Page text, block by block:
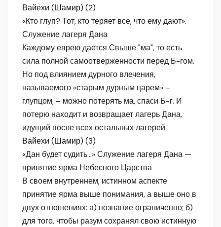
Вайехи (Шамир) (2)
«Кто глуп? Тот, кто теряет все, что ему дают».
Служение лагеря Дана
Каждому еврею дается Свыше "ма", то есть
сила полной самоотверженности перед Б-гом.
Но под влиянием дурного влечения,
называемого «старым дурным царем» –
глупцом, – можно потерять ма, спаси Б-г. И
потерю находит и возвращает лагерь Дана,
идущий после всех остальных лагерей.
Вайехи (Шамир) (3)
«Дан будет судить…» Служение лагеря Дана —
принятие ярма Небесного Царства
В своем внутреннем, истинном аспекте
принятие ярма выше понимания, а выше оно в
двух отношениях: а) познание ограниченно; б)
для того, чтобы разум сохранял свою истинную